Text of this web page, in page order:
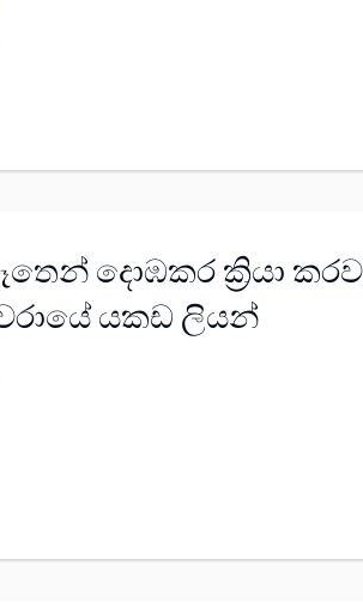
දොඹකර ක්‍රියා
යකඩ ලියන්